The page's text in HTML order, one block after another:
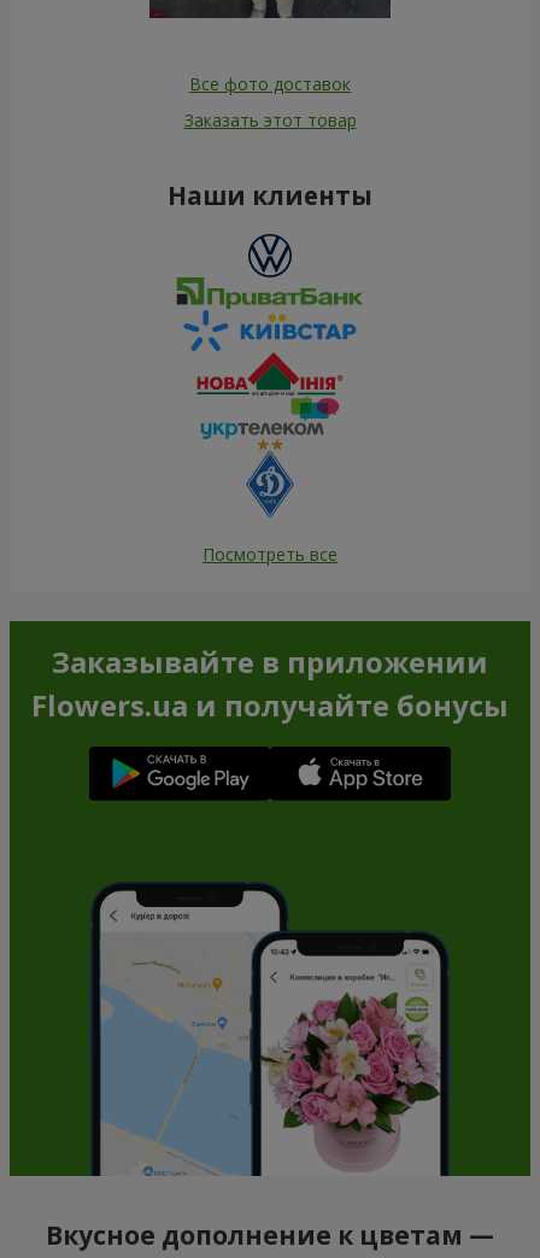
Все фото доставок
Заказать этот товар
Наши клиенты
Посмотреть все
Заказывайте в приложении
Flowers.ua и получайте бонусы
Вкусное дополнение к цветам —